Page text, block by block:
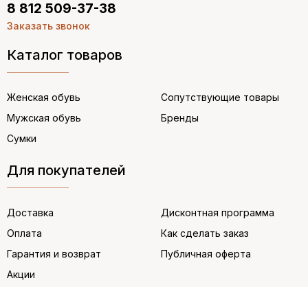
Каталог товаров
Женская обувь
Мужская обувь
Сумки
Сопутствующие товары
Бренды
Для покупателей
Доставка
Оплата
Гарантия и возврат
Акции
Дисконтная программа
Как сделать заказ
Публичная оферта
8 812 509-37-38
Заказать звонок